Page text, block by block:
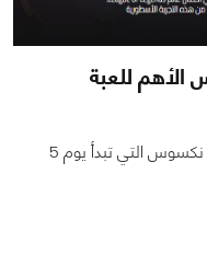
للعبة
لنأخذ نظرة مفصلة عن تفاصيل تذاكر بطولة نكسوس التي تبدأ يوم 5